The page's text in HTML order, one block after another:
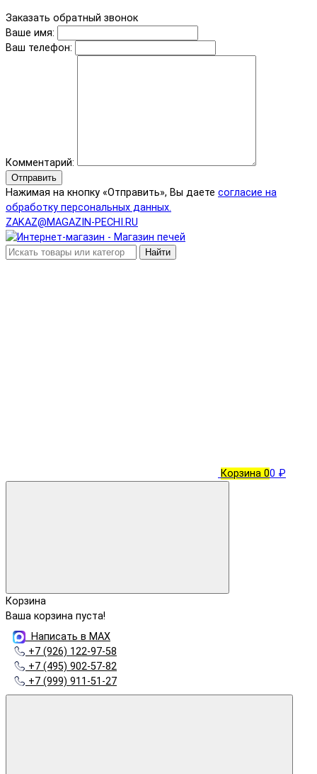
Заказать обратный звонок
Ваше имя:
Ваш телефон:
Комментарий:
Отправить
Нажимая на кнопку «Отправить», Вы даете согласие на
обработку персональных данных.
ZAKAZ@MAGAZIN-PECHI.RU
Найти
Корзина 00 ₽
Корзина
Ваша корзина пуста!
Написать в MAX
+7 (926) 122-97-58
+7 (495) 902-57-82
+7 (999) 911-51-27